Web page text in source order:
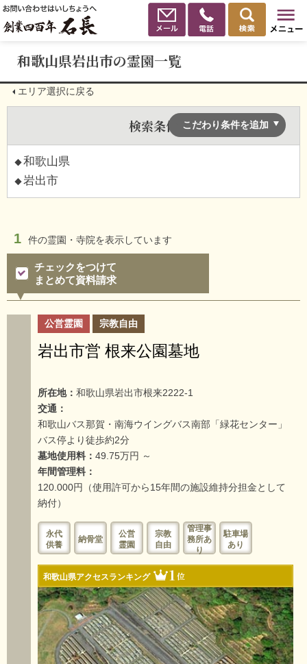
和歌山県岩出市の霊園一覧
エリア選択に戻る
こだわり条件を追加
検索条件
和歌山県
岩出市
1 件の霊園・寺院を表示しています
チェックをつけて
まとめて資料請求
公営霊園 宗教自由
岩出市営 根来公園墓地
所在地： 和歌山県岩出市根来2222-1
交通：
和歌山バス那賀・南海ウイングバス南部「緑花センター」
バス停より徒歩約2分
墓地使用料： 49.75万円 ～
年間管理料：
120.000円（使用許可から15年間の施設維持分担金として
納付）
永代
供養
納骨堂
公営
霊園
宗教
自由
管理事
務所あ
り
駐車場
あり
和歌山県アクセスランキング 1位